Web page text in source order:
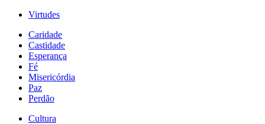
Virtudes
Caridade
Castidade
Esperança
Fé
Misericórdia
Paz
Perdão
Cultura